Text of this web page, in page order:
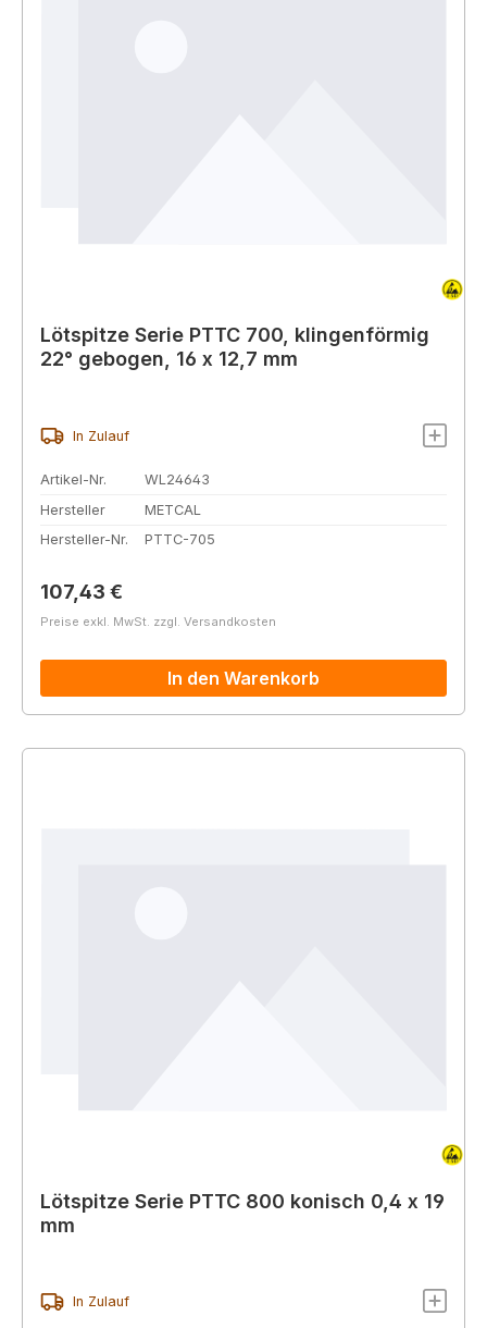
Lötspitze Serie PTTC 700, klingenförmig
22° gebogen, 16 x 12,7 mm
In Zulauf
Artikel-Nr.
WL24643
Hersteller
METCAL
Hersteller-Nr.
PTTC-705
Regulärer Preis:
107,43 €
Preise exkl. MwSt. zzgl. Versandkosten
In den Warenkorb
Lötspitze Serie PTTC 800 konisch 0,4 x 19
mm
In Zulauf